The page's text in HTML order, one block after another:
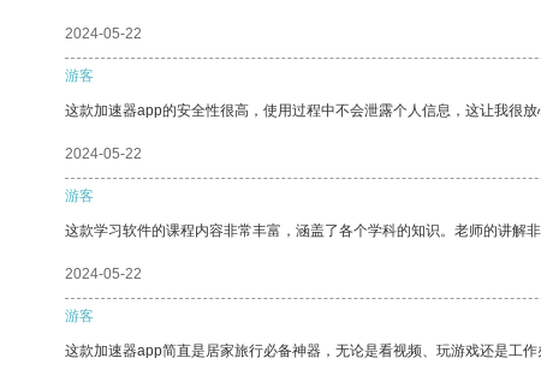
2024-05-22
游客
这款加速器app的安全性很高，使用过程中不会泄露个人信息，这让我很
2024-05-22
游客
这款学习软件的课程内容非常丰富，涵盖了各个学科的知识。老师的讲解
2024-05-22
游客
这款加速器app简直是居家旅行必备神器，无论是看视频、玩游戏还是工